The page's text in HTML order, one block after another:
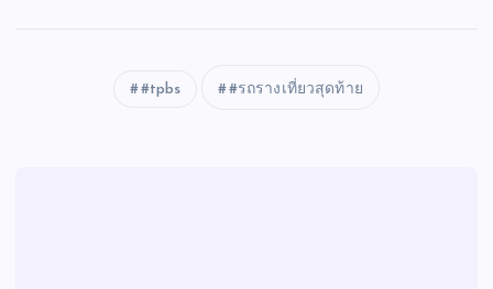
#tpbs #รถรางเที่ยวสุดท้าย